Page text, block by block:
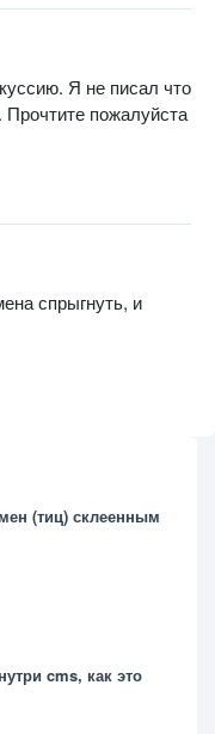
Я не писал что
Прочтите пожалуйста
спрыгнуть, и
(тиц) склеенным
cms, как это